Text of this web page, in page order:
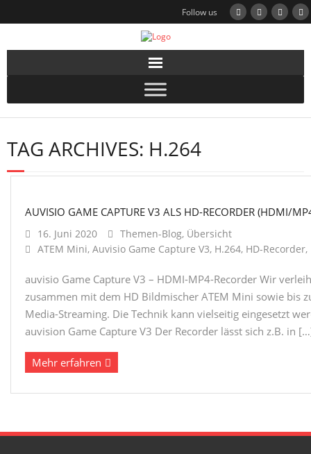
Follow us
TAG ARCHIVES: H.264
AUVISIO GAME CAPTURE V3 ALS HD-RECORDER (HDMI/
16. Juni 2020 Themen-Blog, Übersicht
ATEM Mini, Auvisio Game Capture V3, H.264, HD-Recorder,
auvisio Game Capture V3 – HDMI-MP4-Recorder Wir
zusammen mit dem HD Bildmischer ATEM Mini sowie bis
Media-Streaming. Die Technik kann vielseitig eingesetzt
auvision Game Capture V3 Der Recorder lässt sich z.B. in
Mehr erfahren